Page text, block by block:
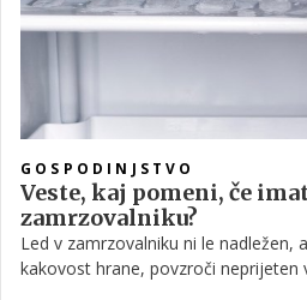
GOSPODINJSTVO
Veste, kaj pomeni, če
zamrzovalniku?
Led v zamrzovalniku ni le nadležen,
kakovost hrane, povzroči neprijeten